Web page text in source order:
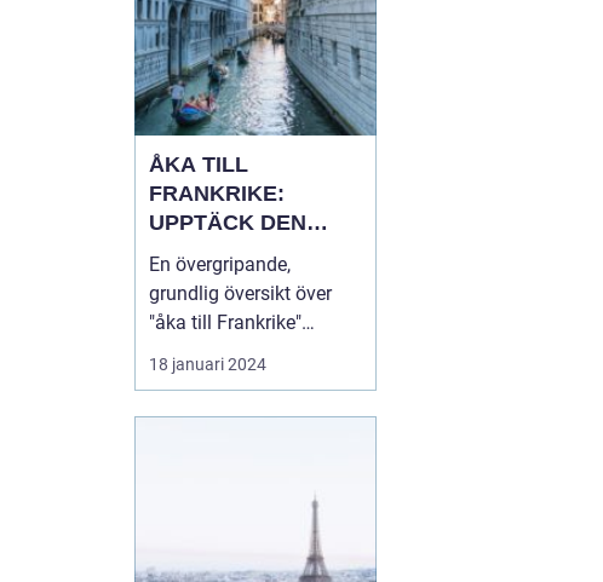
ÅKA TILL
FRANKRIKE:
UPPTÄCK DEN
MÅNGFALDIGA
SKÖNHETEN
En övergripande,
grundlig översikt över
"åka till Frankrike"
Franska republiken, känt
som Frankrike, lockar
turistdestinationerna i
världen har Frankrike en
18 januari 2024